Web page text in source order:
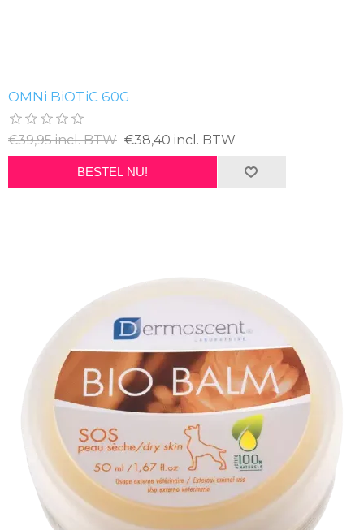
OMNi BiOTiC 60G
€39,95 incl. BTW €38,40 incl. BTW
BESTEL NU!